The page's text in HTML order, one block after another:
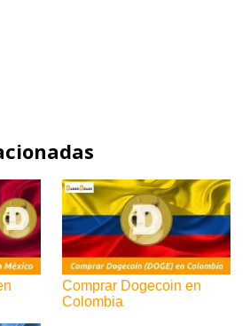
Comprar Dogecoin en
Colombia